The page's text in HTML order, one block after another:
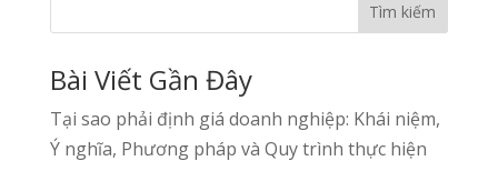
Tìm kiếm
Bài Viết Gần Đây
Tại sao phải định giá doanh nghiệp: Khái niệm,
Ý nghĩa, Phương pháp và Quy trình thực hiện